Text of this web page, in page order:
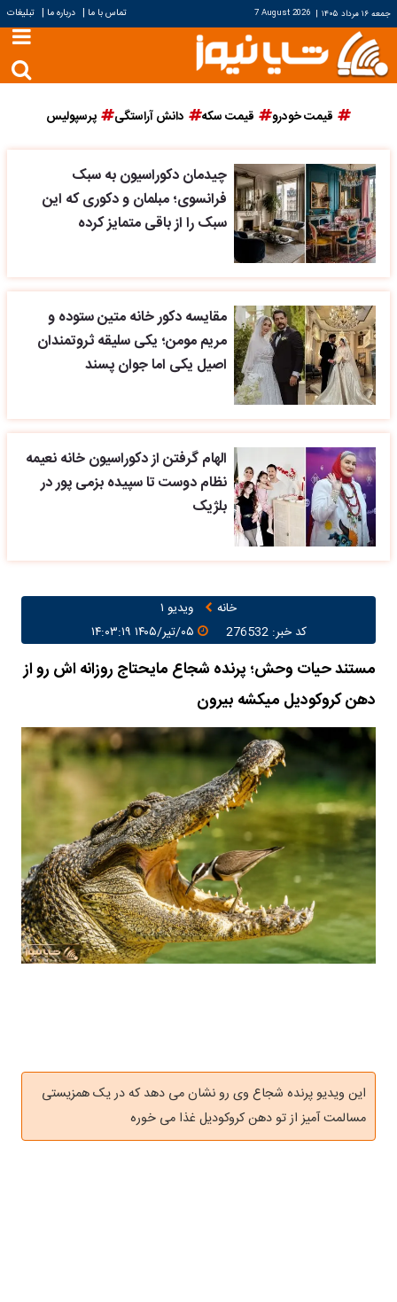
جمعه ۱۶ مرداد ۱۴۰۵ |
7 August 2026 تماس با ما | درباره ما | تبلیغات
قیمت خودرو قیمت سکه دانش آراستگی پرسپولیس
چیدمان دکوراسیون به سبک
فرانسوی؛ مبلمان و دکوری که این
سبک را از باقی متمایز کرده
مقایسه دکور خانه متین ستوده و
مریم مومن؛ یکی سلیقه ثروتمندان
اصیل یکی اما جوان پسند
الهام گرفتن از دکوراسیون خانه نعیمه
نظام دوست تا سپیده بزمی پور در
بلژیک
خانه
ویدیو ۱
کد خبر: 276532
مستند حیات وحش؛ پرنده شجاع مایحتاج روزانه اش رو از
دهن کروکودیل میکشه بیرون
این ویدیو پرنده شجاع وی رو نشان می دهد که در یک همزیستی
مسالمت آمیز از تو دهن کروکودیل غذا می خوره